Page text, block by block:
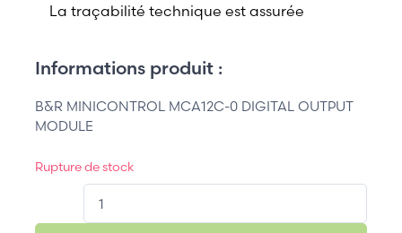
La traçabilité technique est assurée
Informations produit :
B&R MINICONTROL MCA12C-0 DIGITAL OUTPUT
MODULE
Rupture de stock